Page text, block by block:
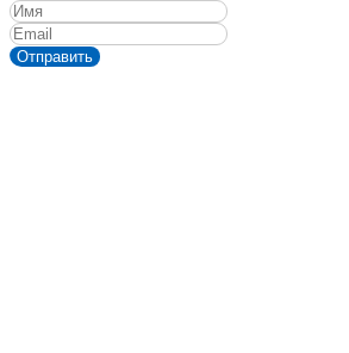
Отправить